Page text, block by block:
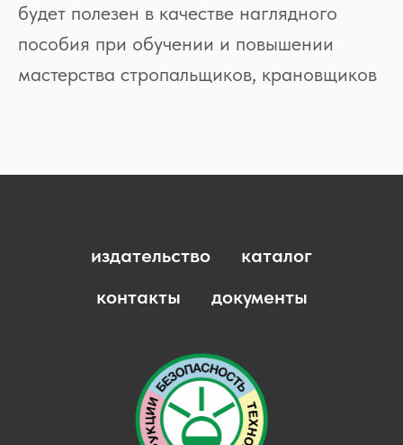
будет полезен в качестве наглядного
пособия при обучении и повышении
мастерства стропальщиков, крановщиков
издательство
каталог
контакты
документы